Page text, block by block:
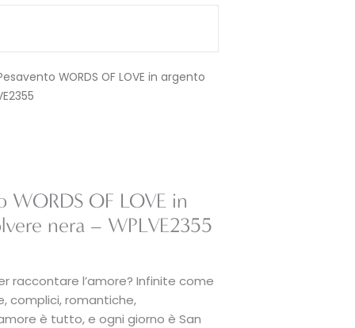
WORDS OF LOVE in argento
WORDS OF LOVE in
nera – WPLVE2355
raccontare l’amore? Infinite come
complici, romantiche,
è tutto, e ogni giorno è San